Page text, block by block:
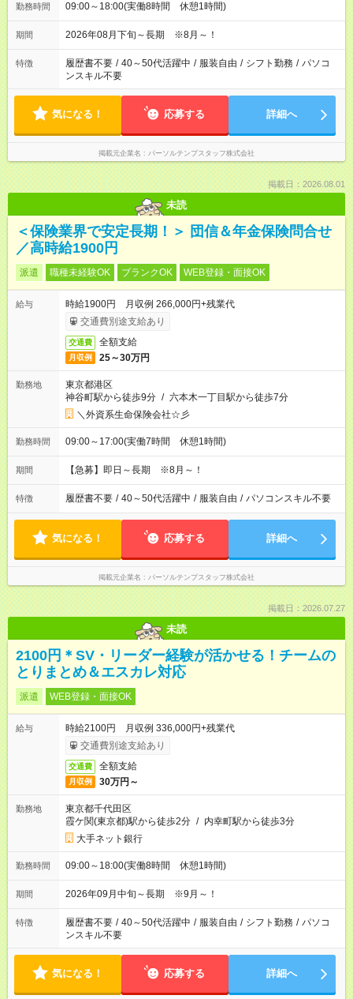
勤務時間 09:00～18:00(実働8時間 休憩1時間)
期間 2026年08月下旬～長期 ※8月～！
特徴 履歴書不要 / 40～50代活躍中 / 服装自由 / シフト勤務 / パソコ
ンスキル不要
気になる！ 応募する 詳細へ
掲載元企業名 パーソルテンプスタッフ株式会社
掲載日：2026.08.01
未読
＜保険業界で安定長期！＞ 団信＆年金保険問合せ
／高時給1900円
派遣 職種未経験OK ブランクOK WEB登録・面接OK
給与
時給1900円 月収例 266,000円+残業代
交通費別途支給あり
交通費 全額支給
月収例 25～30万円
勤務地
東京都港区
神谷町駅から徒歩9分 / 六本木一丁目駅から徒歩7分
＼外資系生命保険会社☆彡
勤務時間 09:00～17:00(実働7時間 休憩1時間)
期間 【急募】即日～長期 ※8月～！
特徴 履歴書不要 / 40～50代活躍中 / 服装自由 / パソコンスキル不要
気になる！ 応募する 詳細へ
掲載元企業名 パーソルテンプスタッフ株式会社
掲載日：2026.07.27
未読
2100円＊SV・リーダー経験が活かせる！チームの
とりまとめ＆エスカレ対応
派遣 WEB登録・面接OK
給与
時給2100円 月収例 336,000円+残業代
交通費別途支給あり
交通費 全額支給
月収例 30万円～
勤務地
東京都千代田区
霞ケ関(東京都)駅から徒歩2分 / 内幸町駅から徒歩3分
大手ネット銀行
勤務時間 09:00～18:00(実働8時間 休憩1時間)
期間 2026年09月中旬～長期 ※9月～！
特徴 履歴書不要 / 40～50代活躍中 / 服装自由 / シフト勤務 / パソコ
ンスキル不要
気になる！ 応募する 詳細へ